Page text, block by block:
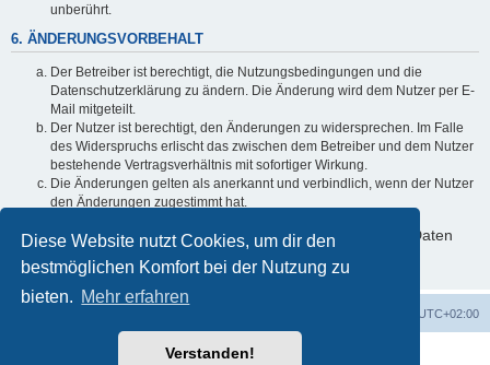
Diese Website nutzt Cookies, um dir den
bestmöglichen Komfort bei der Nutzung zu
bieten. Mehr erfahren
Verstanden!
unberührt.
6. ÄNDERUNGSVORBEHALT
Der Betreiber ist berechtigt, die Nutzungsbedingungen und die
Datenschutzerklärung zu ändern. Die Änderung wird dem Nutzer per E-
Mail mitgeteilt.
Der Nutzer ist berechtigt, den Änderungen zu widersprechen. Im Falle
des Widerspruchs erlischt das zwischen dem Betreiber und dem Nutzer
bestehende Vertragsverhältnis mit sofortiger Wirkung.
Die Änderungen gelten als anerkannt und verbindlich, wenn der Nutzer
den Änderungen zugestimmt hat.
Informationen über den Umgang mit deinen persönlichen Daten
sind in der Datenschutzerklärung enthalten.
UTC+02:00
Powered byphpBB® Forum Software © phpBB Limited